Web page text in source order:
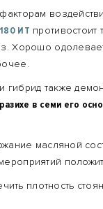
ИТ
Хорошо
гибрид также
в семи его
масляной
плотность